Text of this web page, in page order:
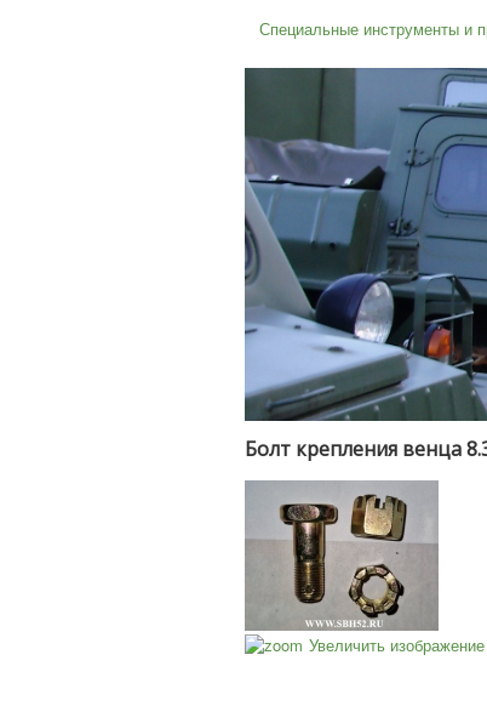
Специальные инструменты и
Болт крепления венца
Увеличить изображение